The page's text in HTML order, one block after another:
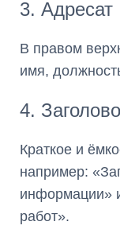
3. Адресат
В правом
имя,
4.
Краткое и
например:
информации»
работ».